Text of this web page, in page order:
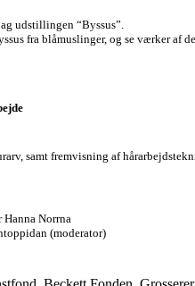
udstillingen “Byssus”.
fra blåmuslinger, og se værker af
samt fremvisning af
Norrna
(moderator)